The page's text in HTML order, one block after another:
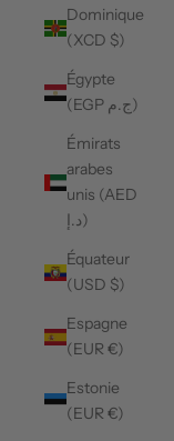
Dominique
(XCD $)
Égypte
(EGP ج.م)
Émirats
arabes
unis (AED
د.إ)
Équateur
(USD $)
Espagne
(EUR €)
Estonie
(EUR €)